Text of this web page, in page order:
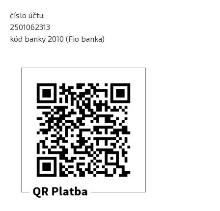
číslo účtu:
2501062313
kód banky 2010 (Fio banka)